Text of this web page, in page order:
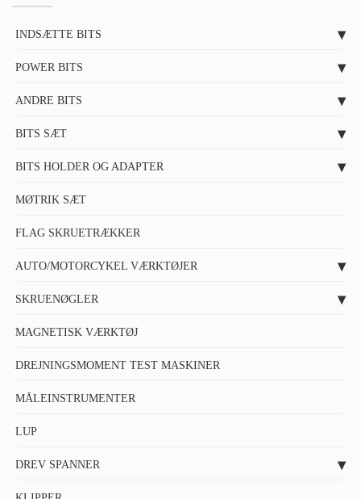
INDSÆTTE BITS
POWER BITS
ANDRE BITS
BITS SÆT
BITS HOLDER OG ADAPTER
MØTRIK SÆT
FLAG SKRUETRÆKKER
AUTO/MOTORCYKEL VÆRKTØJER
SKRUENØGLER
MAGNETISK VÆRKTØJ
DREJNINGSMOMENT TEST MASKINER
MÅLEINSTRUMENTER
LUP
DREV SPANNER